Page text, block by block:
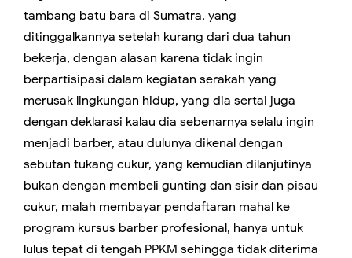
tambang batu bara di Sumatra, yang
ditinggalkannya setelah kurang dari dua tahun
bekerja, dengan alasan karena tidak ingin
berpartisipasi dalam kegiatan serakah yang
merusak lingkungan hidup, yang dia sertai juga
dengan deklarasi kalau dia sebenarnya selalu ingin
menjadi barber, atau dulunya dikenal dengan
sebutan tukang cukur, yang kemudian dilanjutinya
bukan dengan membeli gunting dan sisir dan pisau
cukur, malah membayar pendaftaran mahal ke
program kursus barber profesional, hanya untuk
lulus tepat di tengah PPKM sehingga tidak diterima